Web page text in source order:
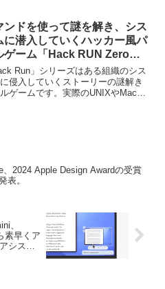
ンドを使って謎を解き、シス
に潜入していくハッカー風パ
ゲーム「Hack RUN Zero」
Hack Time」が無料セール中
Run」シリーズはある組織のシス
侵入していくストーリーの謎解き
ゲームです。実際のUNIXやMacの
、2024 Apple Design Awardの受賞
表。
、
素早くア
シスタ